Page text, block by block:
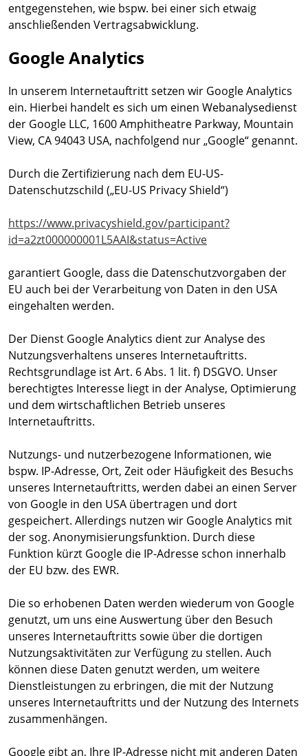
entgegenstehen, wie bspw. bei einer sich etwaig
anschließenden Vertragsabwicklung.
Google Analytics
In unserem Internetauftritt setzen wir Google Analytics
ein. Hierbei handelt es sich um einen Webanalysedienst
der Google LLC, 1600 Amphitheatre Parkway, Mountain
View, CA 94043 USA, nachfolgend nur „Google“ genannt.
Durch die Zertifizierung nach dem EU-US-
Datenschutzschild („EU-US Privacy Shield“)
https://www.privacyshield.gov/participant?
id=a2zt000000001L5AAI&status=Active
garantiert Google, dass die Datenschutzvorgaben der
EU auch bei der Verarbeitung von Daten in den USA
eingehalten werden.
Der Dienst Google Analytics dient zur Analyse des
Nutzungsverhaltens unseres Internetauftritts.
Rechtsgrundlage ist Art. 6 Abs. 1 lit. f) DSGVO. Unser
berechtigtes Interesse liegt in der Analyse, Optimierung
und dem wirtschaftlichen Betrieb unseres
Internetauftritts.
Nutzungs- und nutzerbezogene Informationen, wie
bspw. IP-Adresse, Ort, Zeit oder Häufigkeit des Besuchs
unseres Internetauftritts, werden dabei an einen Server
von Google in den USA übertragen und dort
gespeichert. Allerdings nutzen wir Google Analytics mit
der sog. Anonymisierungsfunktion. Durch diese
Funktion kürzt Google die IP-Adresse schon innerhalb
der EU bzw. des EWR.
Die so erhobenen Daten werden wiederum von Google
genutzt, um uns eine Auswertung über den Besuch
unseres Internetauftritts sowie über die dortigen
Nutzungsaktivitäten zur Verfügung zu stellen. Auch
können diese Daten genutzt werden, um weitere
Dienstleistungen zu erbringen, die mit der Nutzung
unseres Internetauftritts und der Nutzung des Internets
zusammenhängen.
Google gibt an, Ihre IP-Adresse nicht mit anderen Daten